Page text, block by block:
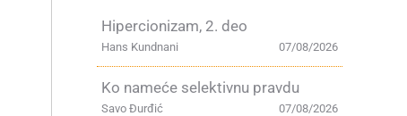
Hipercionizam, 2. deo
07/08/2026
Hans Kundnani
Ko nameće selektivnu pravdu
07/08/2026
Savo Đurđić